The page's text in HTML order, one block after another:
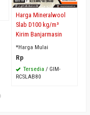
Harga Mineralwool
Slab D100 kg/m³
Kirim Banjarmasin
*Harga Mulai
Rp
Tersedia / GIM-
RCSLAB80